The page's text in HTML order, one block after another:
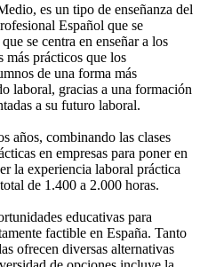
es un tipo de enseñanza del
Español que se
se centra en enseñar a los
más prácticos que los
de una forma más
laboral, gracias a una formación
a su futuro laboral.
años, combinando las clases
en empresas para poner en
la experiencia laboral práctica
de 1.400 a 2.000 horas.
educativas para
factible en España. Tanto
ofrecen diversas alternativas